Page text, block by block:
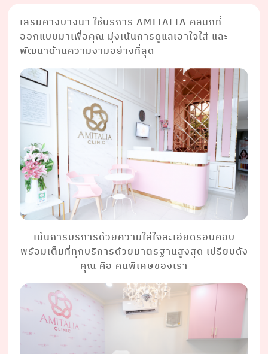
เสริมคางบางนา ใช้บริการ AMITALIA คลินิกที่
ออกแบบมาเพื่อคุณ มุ่งเน้นการดูแลเอาใจใส่ และ
พัฒนาด้านความงามอย่างที่สุด
เน้นการบริการด้วยความใส่ใจละเอียดรอบคอบ
พร้อมเต็มที่ทุกบริการด้วยมาตรฐานสูงสุด เปรียบดัง
คุณ คือ คนพิเศษของเรา